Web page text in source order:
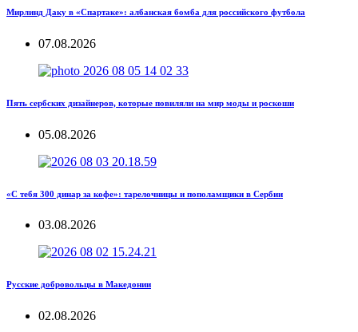
Мирлинд Даку в «Спартаке»: албанская бомба для российского футбола
07.08.2026
Пять сербских дизайнеров, которые повиляли на мир моды и роскоши
05.08.2026
«С тебя 300 динар за кофе»: тарелочницы и пополамщики в Сербии
03.08.2026
Русские добровольцы в Македонии
02.08.2026